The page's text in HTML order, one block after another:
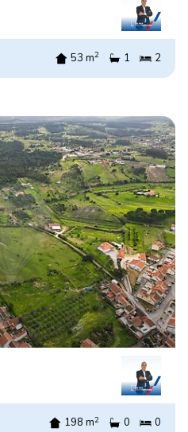
53 m2 1 2
198 m2 0 0